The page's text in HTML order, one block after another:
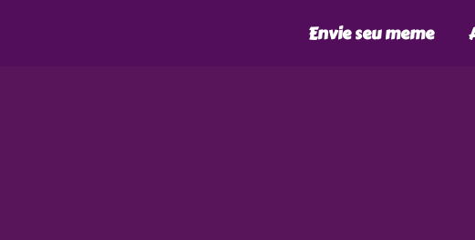
Envie seu meme